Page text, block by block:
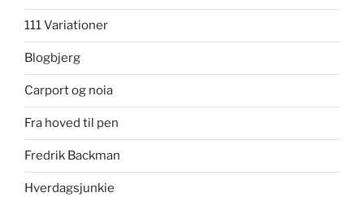
111 Variationer
Blogbjerg
Carport og noia
Fra hoved til pen
Fredrik Backman
Hverdagsjunkie